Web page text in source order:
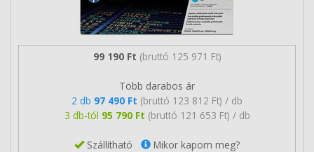
99 190 Ft (bruttó 125 971 Ft)
Több darabos ár
2 db 97 490 Ft (bruttó 123 812 Ft) / db
3 db-tól 95 790 Ft (bruttó 121 653 Ft) / db
Szállítható Mikor kapom meg?